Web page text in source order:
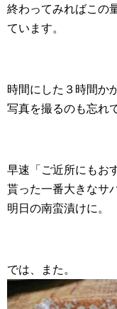
終わってみればこの
ています。
時間にした３時間か
写真を撮るのも忘れ
早速「ご近所にもお
貰った一番大きなサ
明日の南蛮漬けに。
では、また。